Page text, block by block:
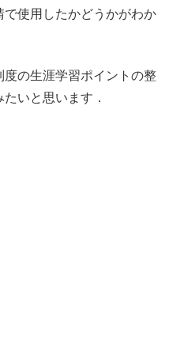
使用したかどうかがわか
の生涯学習ポイントの整
いと思います．